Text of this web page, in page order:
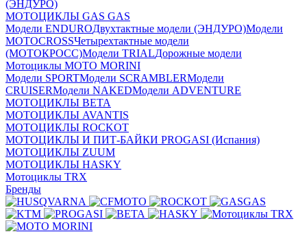
(ЭНДУРО)
МОТОЦИКЛЫ GAS GAS
Модели ENDUROДвухтактные модели (ЭНДУРО)Модели
MOTOCROSSЧетырехтактные модели
(МОТОКРОСС)Модели TRIALДорожные модели
Мотоциклы MOTO MORINI
Модели SPORTМодели SCRAMBLERМодели
CRUISERМодели NAKEDМодели ADVENTURE
МОТОЦИКЛЫ BETA
МОТОЦИКЛЫ AVANTIS
МОТОЦИКЛЫ ROCKOT
МОТОЦИКЛЫ И ПИТ-БАЙКИ PROGASI (Испания)
МОТОЦИКЛЫ ZUUM
МОТОЦИКЛЫ HASKY
Мотоциклы TRX
Бренды